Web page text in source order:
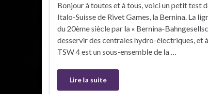
Bonjour à toutes et à tous, voici un petit test
Italo-Suisse de Rivet Games, la Bernina. La
du 20ème siècle par la « Bernina-
desservir des centrales hydro-électriques, et
TSW 4 est un sous-ensemble de la …
Lire la suite